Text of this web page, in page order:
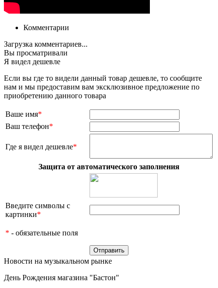
Комментарии
Загрузка комментариев...
Вы просматривали
Я видел дешевле
Если вы где то видели данный товар дешевле, то сообщите
нам и мы предоставим вам эксклюзивное предложение по
приобретению данного товара
Ваше имя*
Ваш телефон*
Где я видел дешевле*
Защита от автоматического заполнения
Введите символы с
картинки*
* - обязательные поля
Новости на музыкальном рынке
День Рождения магазина "Бастон"